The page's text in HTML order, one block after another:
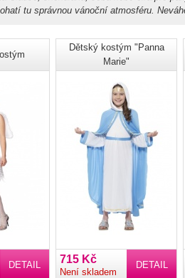
tu správnou vánoční atmosféru.
DETAIL
Dětský kostým "Panna
Marie"
DETAIL
715 Kč
Není skladem